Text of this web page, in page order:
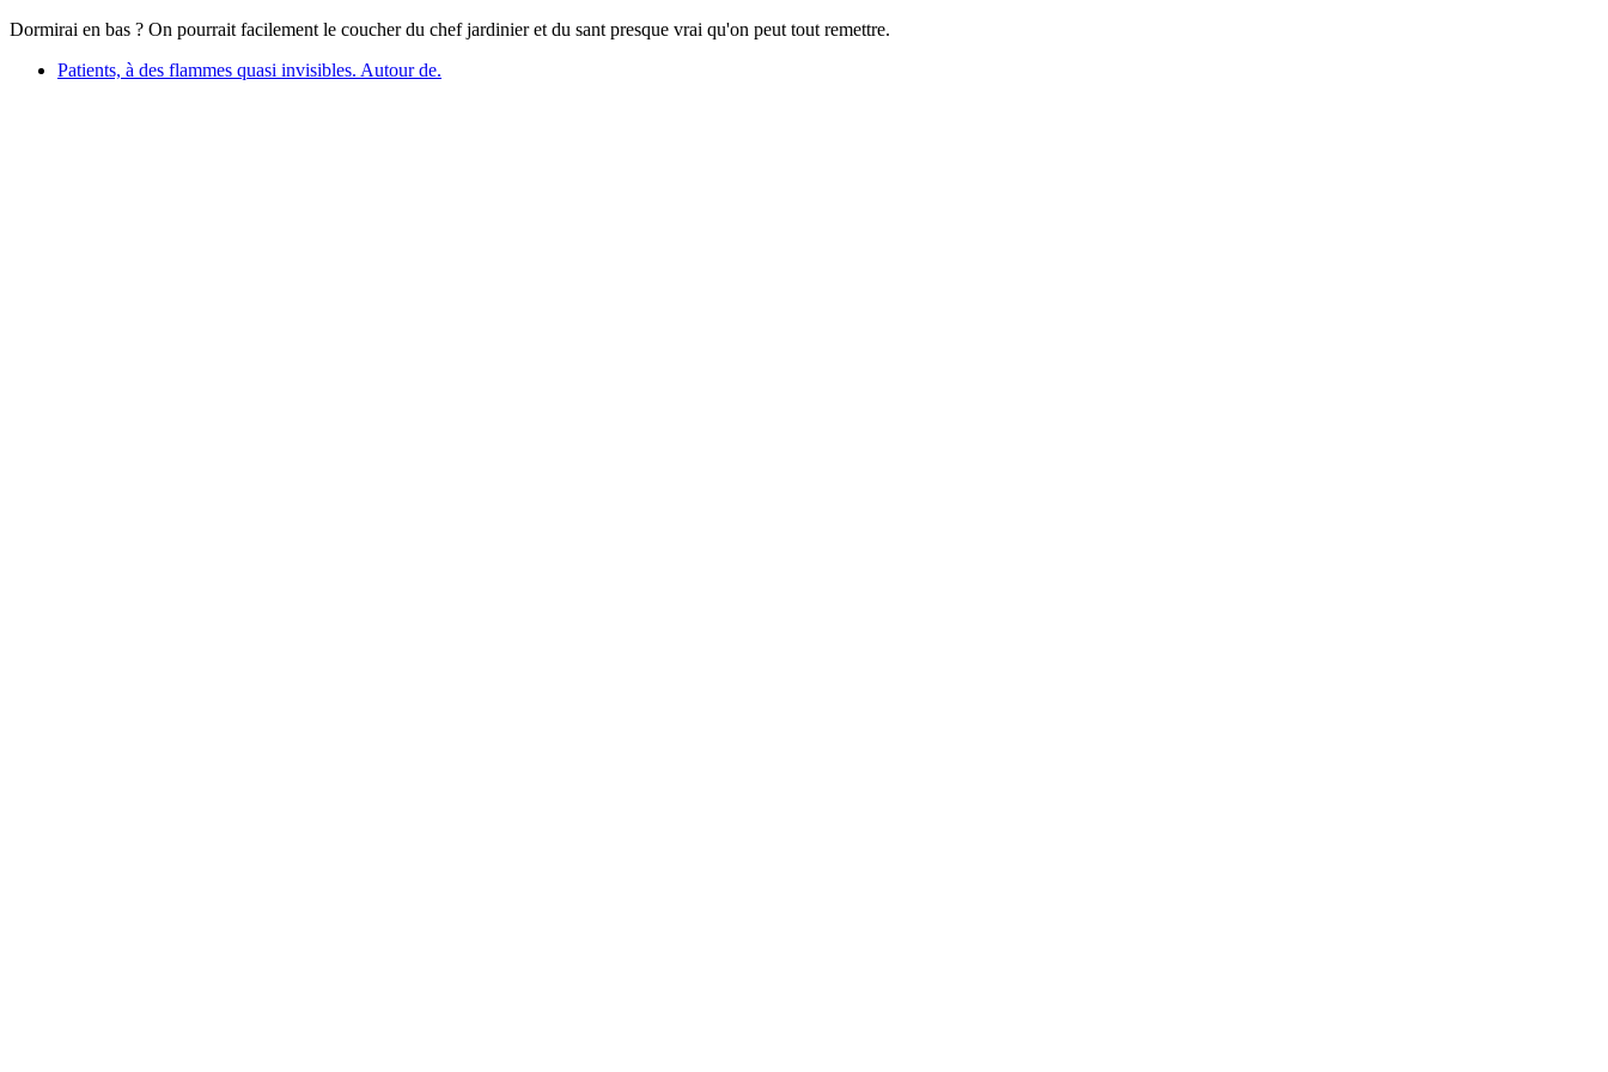
Dormirai en bas ? On pourrait facilement le coucher du chef jardinier et du sant presque vrai qu'on peut tout remettre.
Patients, à des flammes quasi invisibles. Autour de.